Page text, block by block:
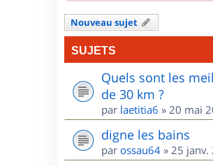
Nouveau sujet
SUJETS
Quels sont les
de 30 km ?
par laetitia6 » 20 mai
digne les bains
par ossau64 » 25 janv.